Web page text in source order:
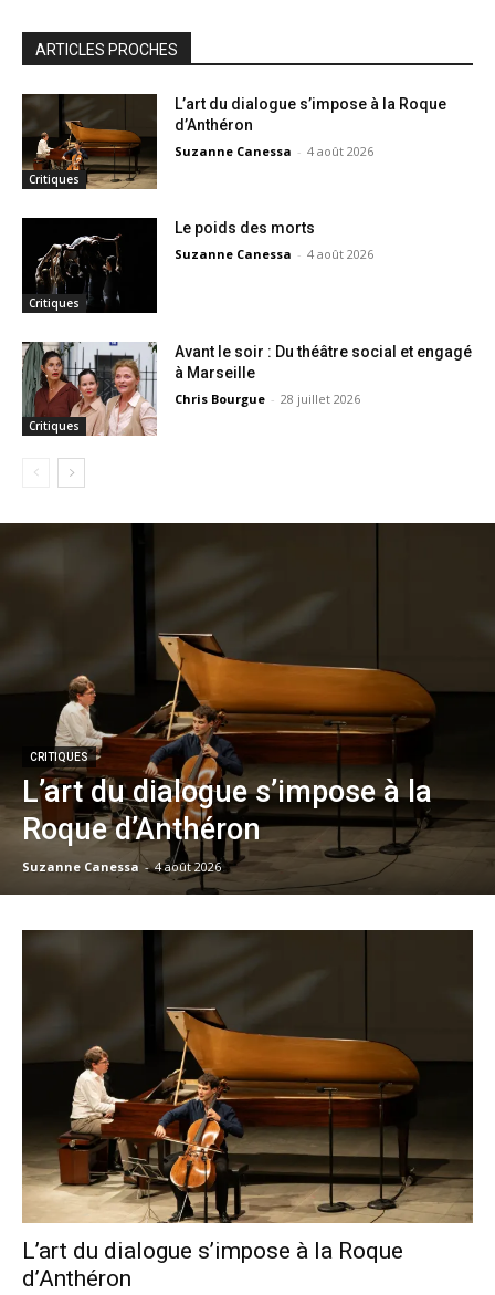
ARTICLES PROCHES
Critiques
L’art du dialogue s’impose à la Roque
d’Anthéron
Suzanne Canessa - 4 août 2026
Critiques
Le poids des morts
Suzanne Canessa - 4 août 2026
Critiques
Avant le soir : Du théâtre social et engagé
à Marseille
Chris Bourgue - 28 juillet 2026
CRITIQUES
L’art du dialogue s’impose à la
Roque d’Anthéron
Suzanne Canessa - 4 août 2026
L’art du dialogue s’impose à la Roque
d’Anthéron